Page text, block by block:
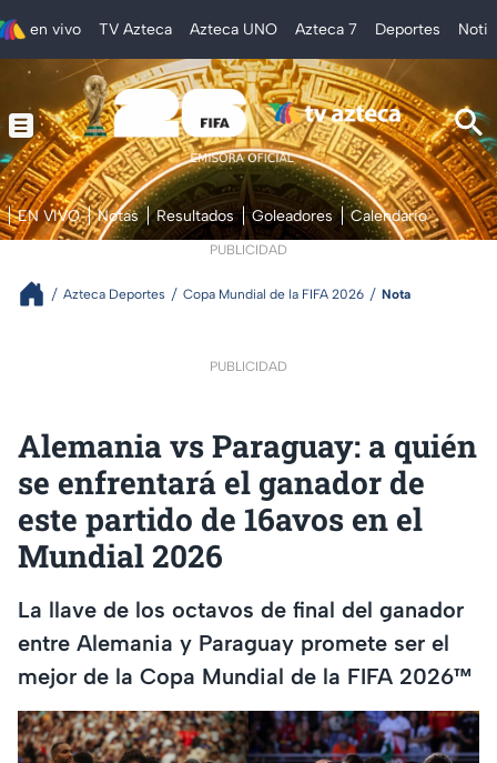
en vivo TV Azteca Azteca UNO Azteca 7 Deportes
EN VIVO Notas Resultados Goleadores Calendario
PUBLICIDAD
Azteca Deportes Copa Mundial de la FIFA 2026 Nota
PUBLICIDAD
Alemania vs Paraguay: a quién
se enfrentará el ganador de
este partido de 16avos en el
Mundial 2026
La llave de los octavos de final del ganador
entre Alemania y Paraguay promete ser el
mejor de la Copa Mundial de la FIFA 2026™